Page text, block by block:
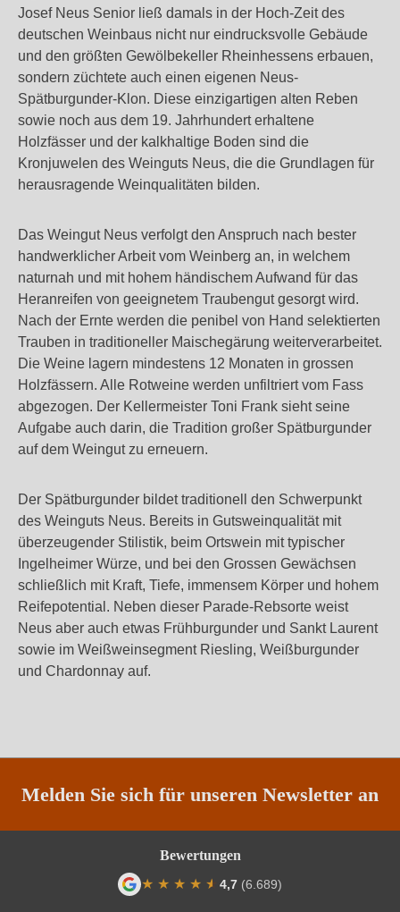
Josef Neus Senior ließ damals in der Hoch-Zeit des
deutschen Weinbaus nicht nur eindrucksvolle Gebäude
und den größten Gewölbekeller Rheinhessens erbauen,
sondern züchtete auch einen eigenen Neus-
Spätburgunder-Klon. Diese einzigartigen alten Reben
sowie noch aus dem 19. Jahrhundert erhaltene
Holzfässer und der kalkhaltige Boden sind die
Kronjuwelen des Weinguts Neus, die die Grundlagen für
herausragende Weinqualitäten bilden.
Das Weingut Neus verfolgt den Anspruch nach bester
handwerklicher Arbeit vom Weinberg an, in welchem
naturnah und mit hohem händischem Aufwand für das
Heranreifen von geeignetem Traubengut gesorgt wird.
Nach der Ernte werden die penibel von Hand selektierten
Trauben in traditioneller Maischegärung weiterverarbeitet.
Die Weine lagern mindestens 12 Monaten in grossen
Holzfässern. Alle Rotweine werden unfiltriert vom Fass
abgezogen. Der Kellermeister Toni Frank sieht seine
Aufgabe auch darin, die Tradition großer Spätburgunder
auf dem Weingut zu erneuern.
Der Spätburgunder bildet traditionell den Schwerpunkt
des Weinguts Neus. Bereits in Gutsweinqualität mit
überzeugender Stilistik, beim Ortswein mit typischer
Ingelheimer Würze, und bei den Grossen Gewächsen
schließlich mit Kraft, Tiefe, immensem Körper und hohem
Reifepotential. Neben dieser Parade-Rebsorte weist
Neus aber auch etwas Frühburgunder und Sankt Laurent
sowie im Weißweinsegment Riesling, Weißburgunder
und Chardonnay auf.
Melden Sie sich für unseren Newsletter an
Bewertungen
★ ★ ★ ★ ★
★ 4,7 (6.689)